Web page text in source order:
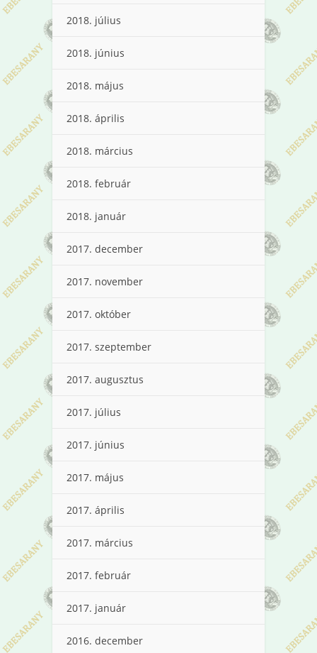
2018. július
2018. június
2018. május
2018. április
2018. március
2018. február
2018. január
2017. december
2017. november
2017. október
2017. szeptember
2017. augusztus
2017. július
2017. június
2017. május
2017. április
2017. március
2017. február
2017. január
2016. december